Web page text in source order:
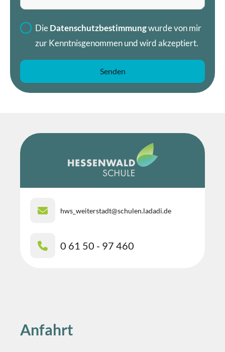
Die Datenschutzbestimmungwurde von mir
zur Kenntnisgenommen und wird akzeptiert.
hws_weiterstadt@schulen.ladadi.de
0 61 50 - 97 460
Anfahrt